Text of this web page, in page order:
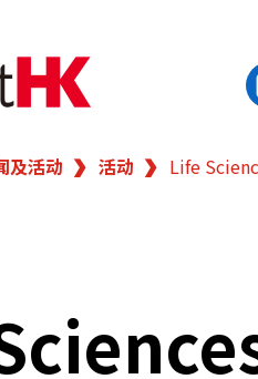
优势
动
及活动 活动
Life